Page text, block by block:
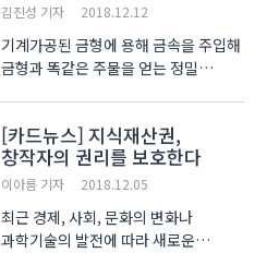
김진성 기자 2018.12.12
기계가공된 금형에 용해 금속을 주입해
금형과 똑같은 주물을 얻는 정밀
우수한 기계적 성질과 양산의 용이함
때문에 제조업계에서 많은 사랑을
받아왔습니다. 그러..
[카드뉴스] 지식재산권,
창작자의 권리를 보호한다
이아름 기자 2018.12.05
최근 경제, 사회, 문화의 변화나
과학기술의 발전에 따라 새로운